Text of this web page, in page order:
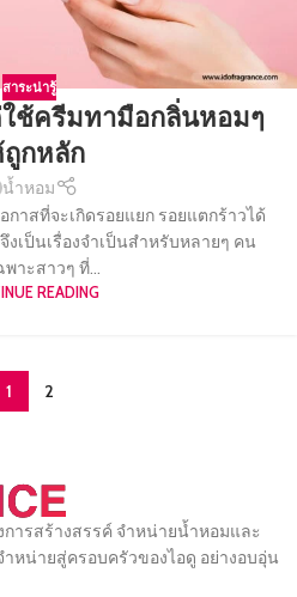
สาระน่ารู้
ช้ครีมทามือกลิ่นหอมๆ
กหลัก
น้ำหอม
าสที่จะเกิดรอยแยก รอยแตกร้าวได้
เป็นเรื่องจำเป็นสำหรับหลายๆ คน
พาะสาวๆ ที่...
READING
1 2
ารสร้างสรรค์ จำหน่ายน้ำหอมและ
หน่ายสู่ครอบครัวของไอดู อย่างอบอุ่น